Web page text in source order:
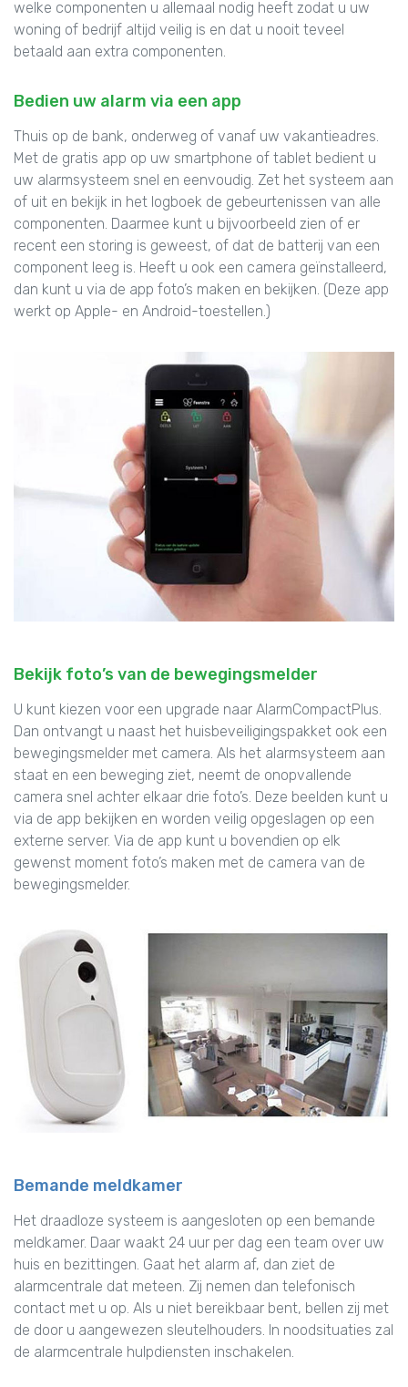
welke componenten u allemaal nodig heeft zodat u uw
woning of bedrijf altijd veilig is en dat u nooit teveel
betaald aan extra componenten.
Bedien uw alarm via een app
Thuis op de bank, onderweg of vanaf uw vakantieadres.
Met de gratis app op uw smartphone of tablet bedient u
uw alarmsysteem snel en eenvoudig. Zet het systeem aan
of uit en bekijk in het logboek de gebeurtenissen van alle
componenten. Daarmee kunt u bijvoorbeeld zien of er
recent een storing is geweest, of dat de batterij van een
component leeg is. Heeft u ook een camera geïnstalleerd,
dan kunt u via de app foto’s maken en bekijken. (Deze app
werkt op Apple- en Android-toestellen.)
Bekijk foto’s van de bewegingsmelder
U kunt kiezen voor een upgrade naar AlarmCompactPlus.
Dan ontvangt u naast het huisbeveiligingspakket ook een
bewegingsmelder met camera. Als het alarmsysteem aan
staat en een beweging ziet, neemt de onopvallende
camera snel achter elkaar drie foto’s. Deze beelden kunt u
via de app bekijken en worden veilig opgeslagen op een
externe server. Via de app kunt u bovendien op elk
gewenst moment foto’s maken met de camera van de
bewegingsmelder.
Bemande meldkamer
Het draadloze systeem is aangesloten op een bemande
meldkamer. Daar waakt 24 uur per dag een team over uw
huis en bezittingen. Gaat het alarm af, dan ziet de
alarmcentrale dat meteen. Zij nemen dan telefonisch
contact met u op. Als u niet bereikbaar bent, bellen zij met
de door u aangewezen sleutelhouders. In noodsituaties zal
de alarmcentrale hulpdiensten inschakelen.